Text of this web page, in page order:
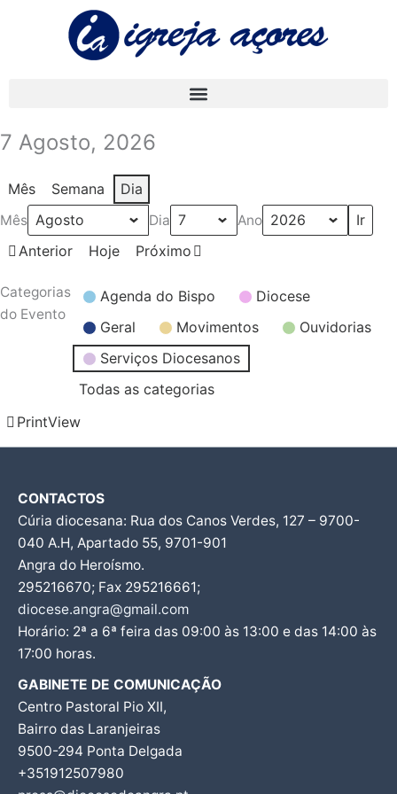
7 Agosto, 2026
Mês Semana Dia
Mês Dia Ano
Anterior Hoje Próximo
Categorias
do Evento
Agenda do Bispo
Diocese
Geral
Movimentos
Ouvidorias
Serviços Diocesanos
Todas as categorias
PrintView
CONTACTOS
Cúria diocesana: Rua dos Canos Verdes, 127 – 9700-
040 A.H, Apartado 55, 9701-901
Angra do Heroísmo.
295216670; Fax 295216661;
diocese.angra@gmail.com
Horário: 2ª a 6ª feira das 09:00 às 13:00 e das 14:00 às
17:00 horas.
GABINETE DE COMUNICAÇÃO
Centro Pastoral Pio XII,
Bairro das Laranjeiras
9500-294 Ponta Delgada
+351912507980